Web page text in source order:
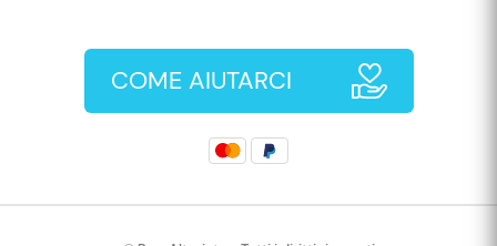
COME AIUTARCI